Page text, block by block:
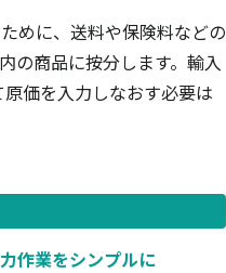
めに、送料や保険料などの
の商品に按分します。輸入
価を入力しなおす必要は
作業をシンプルに